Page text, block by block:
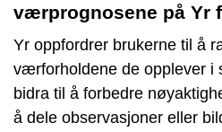
værprognosene på Yr
Yr oppfordrer brukerne til å
værforholdene de opplever i
bidra til å forbedre
å dele observasjoner eller